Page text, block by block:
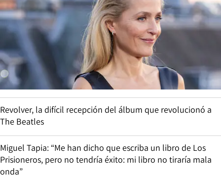
Revolver, la difícil recepción del álbum que revolucionó a
The Beatles
Miguel Tapia: “Me han dicho que escriba un libro de Los
Prisioneros, pero no tendría éxito: mi libro no tiraría mala
onda”